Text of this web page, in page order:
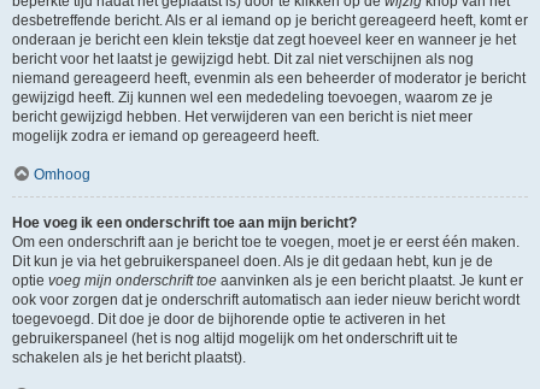
desbetreffende bericht. Als er al iemand op je bericht gereageerd heeft, komt er
onderaan je bericht een klein tekstje dat zegt hoeveel keer en wanneer je het
bericht voor het laatst je gewijzigd hebt. Dit zal niet verschijnen als nog
niemand gereageerd heeft, evenmin als een beheerder of moderator je bericht
gewijzigd heeft. Zij kunnen wel een mededeling toevoegen, waarom ze je
bericht gewijzigd hebben. Het verwijderen van een bericht is niet meer
mogelijk zodra er iemand op gereageerd heeft.
Omhoog
Hoe voeg ik een onderschrift toe aan mijn bericht?
Om een onderschrift aan je bericht toe te voegen, moet je er eerst één maken.
Dit kun je via het gebruikerspaneel doen. Als je dit gedaan hebt, kun je de
optie voeg mijn onderschrift toe aanvinken als je een bericht plaatst. Je kunt er
ook voor zorgen dat je onderschrift automatisch aan ieder nieuw bericht wordt
toegevoegd. Dit doe je door de bijhorende optie te activeren in het
gebruikerspaneel (het is nog altijd mogelijk om het onderschrift uit te
schakelen als je het bericht plaatst).